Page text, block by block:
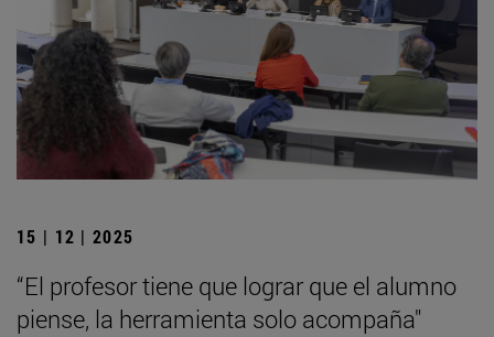
15 | 12 | 2025
“El profesor tiene que lograr que el alumno
piense, la herramienta solo acompaña"